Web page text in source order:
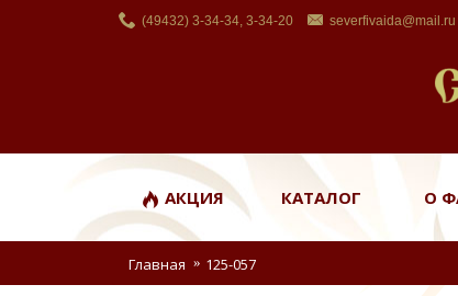
(49432) 3-34-34, 3-34-20 severfivaida@mail.ru
АКЦИЯ КАТАЛОГ О
Главная 125-057